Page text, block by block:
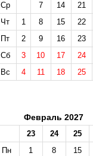
Ср
7 14
21
Чт
1 8 15
22
Пт
2 9 16
23
Сб
3 10 17
24
Вс
4 11 18 25
Февраль 2027
23 24
25
Пн
1 8
15